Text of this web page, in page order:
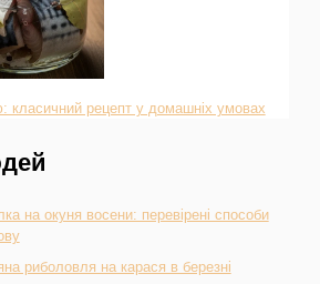
класичний рецепт у домашніх умовах
на окуня восени: перевірені способи
риболовля на карася в березні